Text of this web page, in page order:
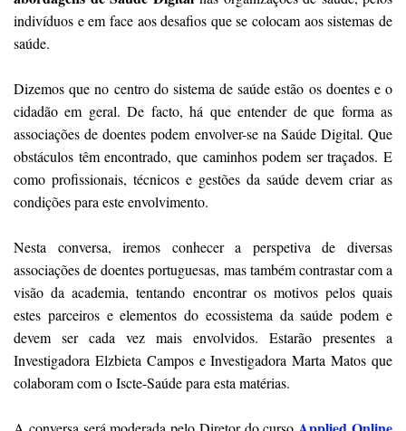
indivíduos e em face aos desafios que se colocam aos sistemas de
saúde.
Dizemos que no centro do sistema de saúde estão os doentes e o
cidadão em geral. De facto, há que entender de que forma as
associações de doentes podem envolver-se na Saúde Digital. Que
obstáculos têm encontrado, que caminhos podem ser traçados. E
como profissionais, técnicos e gestões da saúde devem criar as
condições para este envolvimento.
Nesta conversa, iremos conhecer a perspetiva de diversas
associações de doentes portuguesas, mas também contrastar com a
visão da academia, tentando encontrar os motivos pelos quais
estes parceiros e elementos do ecossistema da saúde podem e
devem ser cada vez mais envolvidos. Estarão presentes a
Investigadora Elzbieta Campos e Investigadora Marta Matos que
colaboram com o Iscte-Saúde para esta matérias.